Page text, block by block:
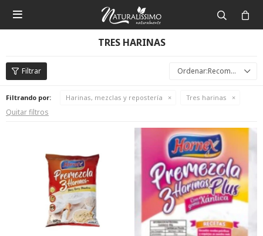

TRES HARINAS
Recomendados
Filtrando por: Harinas, mezclas y repostería Tres harinas
Quitar filtros